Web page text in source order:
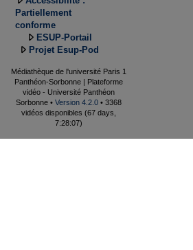
Partiellement
conforme
ESUP-Portail
Projet Esup-Pod
Médiathèque de l'université Paris 1
Panthéon-Sorbonne | Plateforme
vidéo - Université Panthéon
Sorbonne • Version 4.2.0 • 3368
vidéos disponibles (67 days,
7:28:07)